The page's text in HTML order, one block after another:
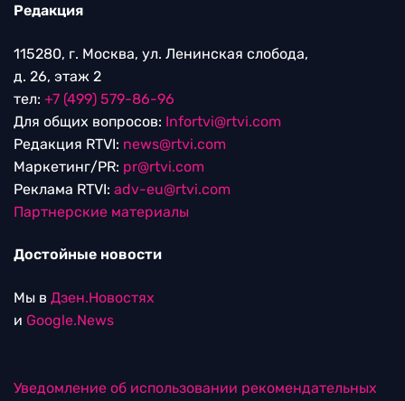
Редакция
115280, г. Москва, ул. Ленинская слобода,
д. 26, этаж 2
тел: +7 (499) 579-86-96
Для общих вопросов: Infortvi@rtvi.com
Редакция RTVI: news@rtvi.com
Маркетинг/PR: pr@rtvi.com
Реклама RTVI: adv-eu@rtvi.com
Партнерские материалы
Достойные новости
Мы в Дзен.Новостях
и Google.News
Уведомление об использовании рекомендательных